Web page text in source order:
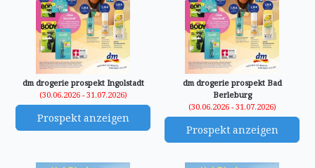
dm drogerie prospekt Ingolstadt
(30.06.2026 - 31.07.2026)
Prospekt anzeigen
dm drogerie prospekt Bad
Berleburg
(30.06.2026 - 31.07.2026)
Prospekt anzeigen